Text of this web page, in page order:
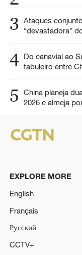
3 Ataques
“devastadora”
4 Do canavial ao
tabuleiro entre
5
China planeja
2026 e almeja
EXPLORE MORE
English
Français
Русский
CCTV+